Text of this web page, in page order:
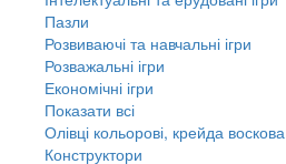
Пазли
Розвиваючі та навчальні ігри
Розважальні ігри
Економічні ігри
Показати всі
Олівці кольорові, крейда воскова
Конструктори